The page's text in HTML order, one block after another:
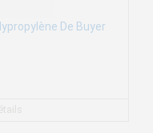
De Buyer